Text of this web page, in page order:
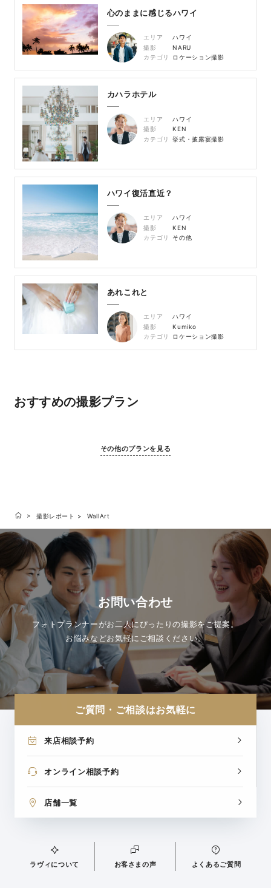
心のままに感じるハワイ
エリア
ハワイ
撮影
NARU
カテゴリ
ロケーション撮影
カハラホテル
エリア
ハワイ
撮影
KEN
カテゴリ
挙式・披露宴撮影
ハワイ復活直近？
エリア
ハワイ
撮影
KEN
カテゴリ
その他
あれこれと
エリア
ハワイ
撮影
Kumiko
カテゴリ
ロケーション撮影
おすすめの撮影プラン
その他のプランを見る
撮影レポート WallArt
お問い合わせ
フォトプランナーがお二人にぴったりの撮影をご提案。
お悩みなどお気軽にご相談ください。
ご質問・ご相談はお気軽に
来店相談予約
オンライン相談予約
店舗一覧
ラヴィについて お客さまの声 よくあるご質問